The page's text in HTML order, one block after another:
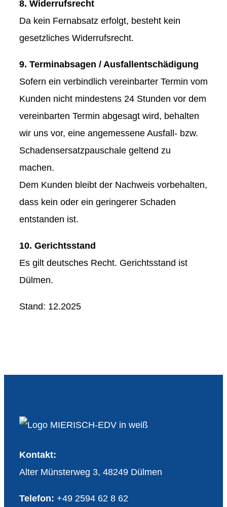
8. Widerrufsrecht
Da kein Fernabsatz erfolgt, besteht kein
gesetzliches Widerrufsrecht.
9. Terminabsagen / Ausfallentschädigung
Sofern ein verbindlich vereinbarter Termin vom
Kunden nicht mindestens 24 Stunden vor dem
vereinbarten Termin abgesagt wird, behalten
wir uns vor, eine angemessene Ausfall- bzw.
Schadensersatzpauschale geltend zu
machen.
Dem Kunden bleibt der Nachweis vorbehalten,
dass kein oder ein geringerer Schaden
entstanden ist.
10. Gerichtsstand
Es gilt deutsches Recht. Gerichtsstand ist
Dülmen.
Stand: 12.2025
Kontakt:
Alter Münsterweg 3, 48249 Dülmen
Telefon: +49 2594 62 8 62